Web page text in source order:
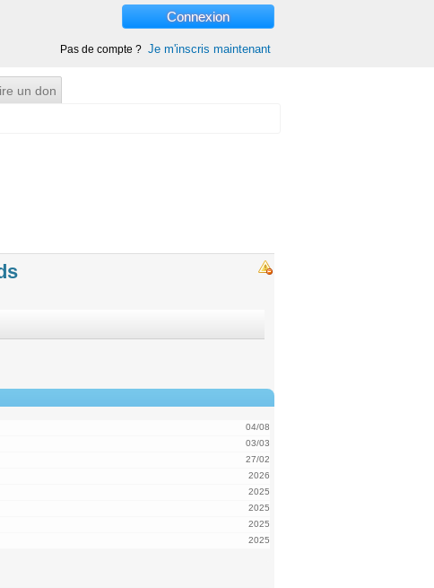
Connexion
Pas de compte ? Je m'inscris maintenant
un don
04/08
03/03
27/02
2026
2025
2025
2025
2025